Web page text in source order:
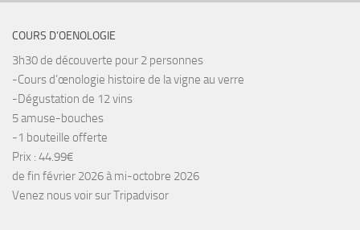
COURS D’OENOLOGIE
3h30 de découverte pour 2 personnes
-Cours d’œnologie histoire de la vigne au verre
-Dégustation de 12 vins
5 amuse-bouches
-1 bouteille offerte
Prix : 44.99€
de fin février 2026 à mi-octobre 2026
Venez nous voir sur Tripadvisor